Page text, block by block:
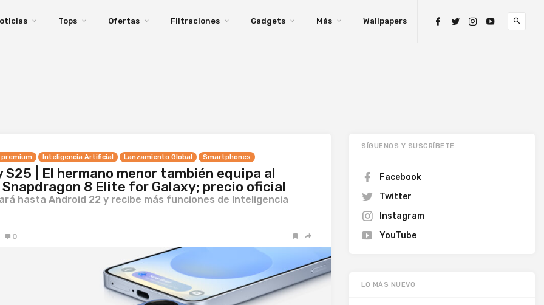
Tops Ofertas Filtraciones Gadgets Más Wallpapers
premium Inteligencia Artificial Lanzamiento Global Smartphones
S25 | El hermano menor también equipa al
8 Elite for Galaxy; precio oficial
hasta Android 22 y recibe más funciones de Inteligencia
0
SÍGUENOS Y SUSCRÍBETE
Facebook
Twitter
Instagram
YouTube
LO MÁS NUEVO